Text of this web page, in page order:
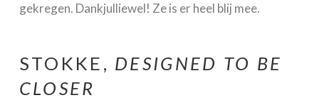
gekregen. Dankjulliewel! Ze is er heel blij mee.
STOKKE, DESIGNED TO BE
CLOSER